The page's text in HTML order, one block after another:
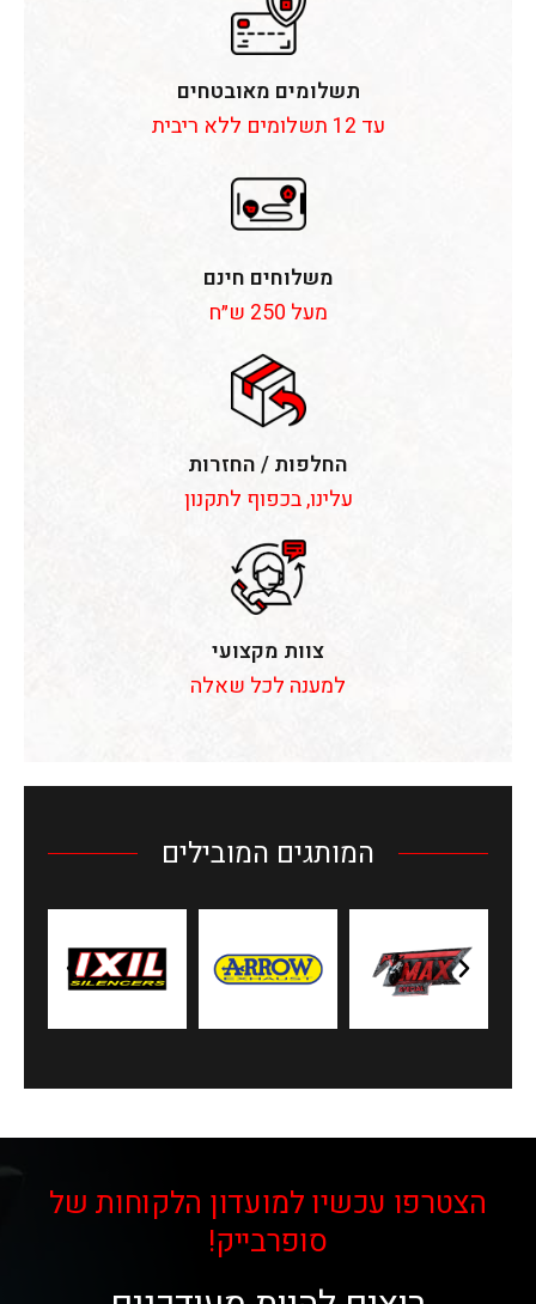
תשלומים מאובטחים
עד 12 תשלומים ללא ריבית
משלוחים חינם
מעל 250 ש״ח
החלפות / החזרות
עלינו, בכפוף לתקנון
צוות מקצועי
למענה לכל שאלה
המותגים המובילים
הצטרפו עכשיו למועדון הלקוחות של
סופרבייק!